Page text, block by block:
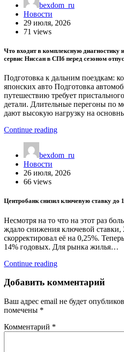
bexdom_ru
Новости
29 июля, 2026
71 views
Что входит в комплексную диагностику
сервис Ниссан в СПб перед сезоном
Подготовка к дальним поездкам:
японских авто Подготовка
путешествию требует
детали. Длительные перегоны по
дают высокую нагрузку на
Continue reading
bexdom_ru
Новости
26 июля, 2026
66 views
Центробанк снизил ключевую ставку до
Несмотря на то что на этот раз
ждало снижения ключевой
скорректировал её на 0,25%.
14% годовых. Для рынка жилья…
Continue reading
Добавить комментарий
Ваш адрес email не будет
помечены *
Комментарий *